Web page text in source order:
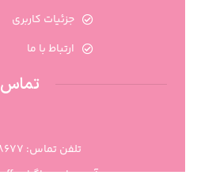
جزئیات کاربری
ارتباط با ما
تماس
تلفن تماس: 09114808677
آدرس اینستاگرام: ati_beauty_off